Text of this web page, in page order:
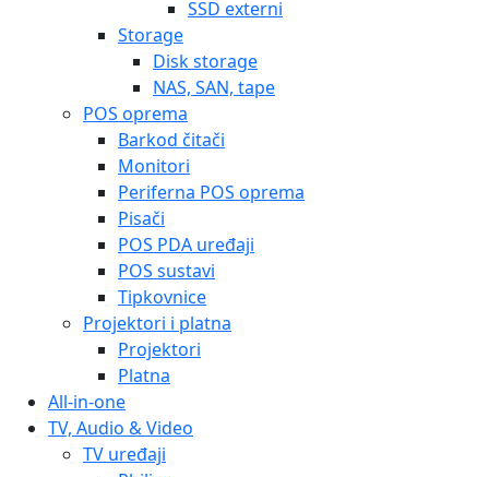
SSD externi
Storage
Disk storage
NAS, SAN, tape
POS oprema
Barkod čitači
Monitori
Periferna POS oprema
Pisači
POS PDA uređaji
POS sustavi
Tipkovnice
Projektori i platna
Projektori
Platna
All-in-one
TV, Audio & Video
TV uređaji